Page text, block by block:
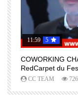
Regardez Plus Tard
11:59 5
COWORKING
RedCarpet du
CC TEAM